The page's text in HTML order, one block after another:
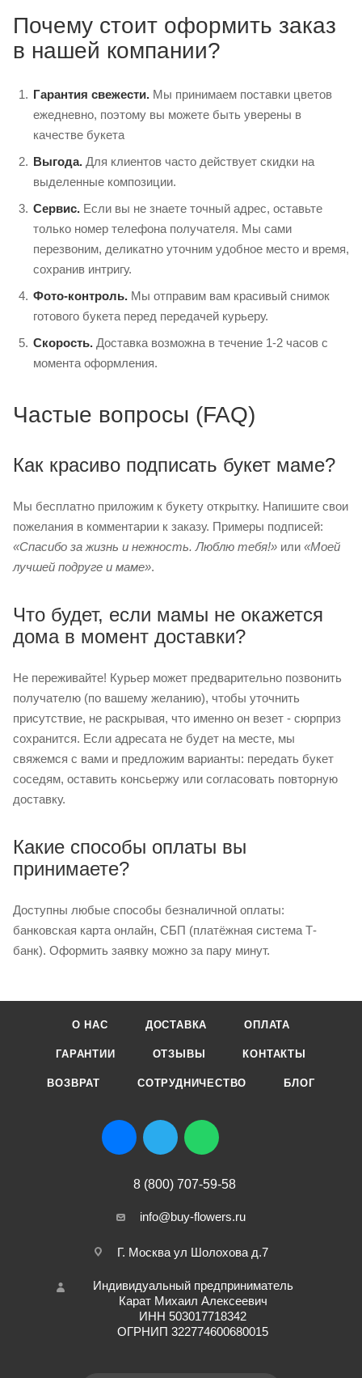
Почему стоит оформить заказ
в нашей компании?
Гарантия свежести. Мы принимаем поставки цветов
ежедневно, поэтому вы можете быть уверены в
качестве букета
Выгода. Для клиентов часто действует скидки на
выделенные композиции.
Сервис. Если вы не знаете точный адрес, оставьте
только номер телефона получателя. Мы сами
перезвоним, деликатно уточним удобное место и время,
сохранив интригу.
Фото-контроль. Мы отправим вам красивый снимок
готового букета перед передачей курьеру.
Скорость. Доставка возможна в течение 1-2 часов с
момента оформления.
Частые вопросы (FAQ)
Как красиво подписать букет маме?
Мы бесплатно приложим к букету открытку. Напишите свои
пожелания в комментарии к заказу. Примеры подписей:
«Спасибо за жизнь и нежность. Люблю тебя!» или «Моей
лучшей подруге и маме».
Что будет, если мамы не окажется
дома в момент доставки?
Не переживайте! Курьер может предварительно позвонить
получателю (по вашему желанию), чтобы уточнить
присутствие, не раскрывая, что именно он везет - сюрприз
сохранится. Если адресата не будет на месте, мы
свяжемся с вами и предложим варианты: передать букет
соседям, оставить консьержу или согласовать повторную
доставку.
Какие способы оплаты вы
принимаете?
Доступны любые способы безналичной оплаты:
банковская карта онлайн, СБП (платёжная система Т-
банк). Оформить заявку можно за пару минут.
О НАС ДОСТАВКА ОПЛАТА
ГАРАНТИИ ОТЗЫВЫ КОНТАКТЫ
ВОЗВРАТ СОТРУДНИЧЕСТВО БЛОГ
8 (800) 707-59-58
info@buy-flowers.ru
Г. Москва ул Шолохова д.7
Индивидуальный предприниматель
Карат Михаил Алексеевич
ИНН 503017718342
ОГРНИП 322774600680015